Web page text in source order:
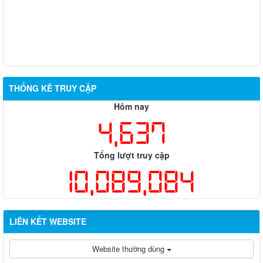
THỐNG KÊ TRUY CẬP
Hôm nay
4,637
Tổng lượt truy cập
10,089,084
LIÊN KẾT WEBSITE
Website thường dùng